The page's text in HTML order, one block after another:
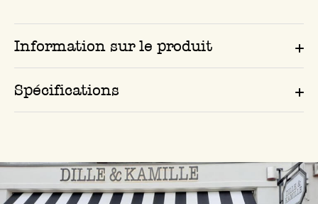
Information sur le produit
Spécifications